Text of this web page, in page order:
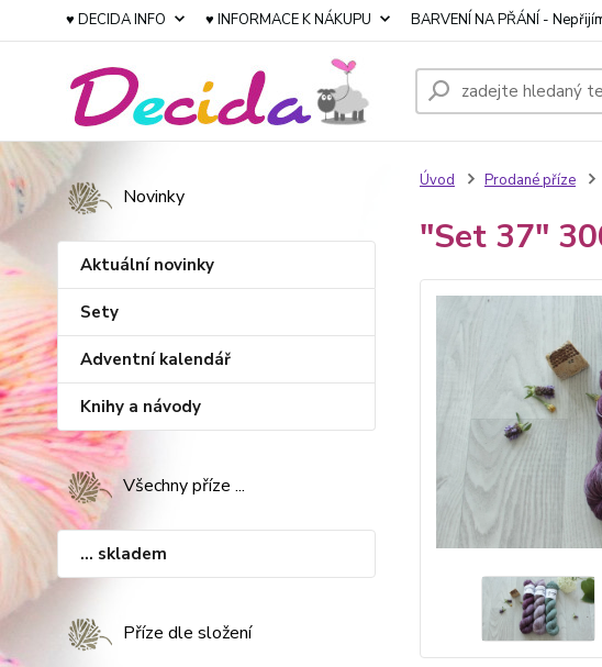
♥ DECIDA INFO ♥ INFORMACE K NÁKUPU BARVENÍ NA PŘÁNÍ -
Novinky
Aktuální novinky
Sety
Adventní kalendář
Knihy a návody
Všechny příze ...
... skladem
Příze dle složení
Úvod Prodané příze
"Set 37"